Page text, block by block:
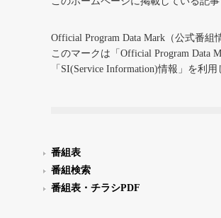
Official Program Data Mark（公式番組
このマークは「Official Program Data
「SI(Service Information)情報」を利
番組表
番組検索
番組表・チラシPDF